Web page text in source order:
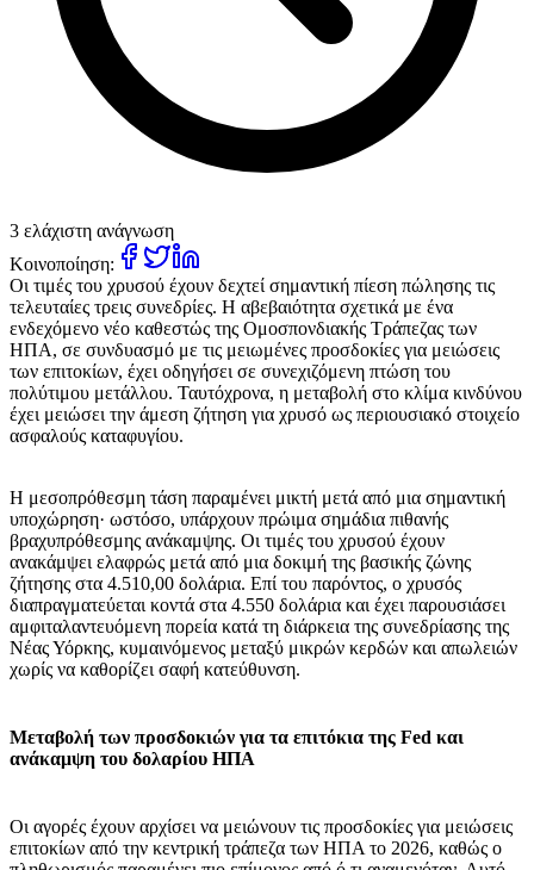
3 ελάχιστη ανάγνωση
Κοινοποίηση:
Οι τιμές του χρυσού έχουν δεχτεί σημαντική πίεση πώλησης τις
τελευταίες τρεις συνεδρίες. Η αβεβαιότητα σχετικά με ένα
ενδεχόμενο νέο καθεστώς της Ομοσπονδιακής Τράπεζας των
ΗΠΑ, σε συνδυασμό με τις μειωμένες προσδοκίες για μειώσεις
των επιτοκίων, έχει οδηγήσει σε συνεχιζόμενη πτώση του
πολύτιμου μετάλλου. Ταυτόχρονα, η μεταβολή στο κλίμα κινδύνου
έχει μειώσει την άμεση ζήτηση για χρυσό ως περιουσιακό στοιχείο
ασφαλούς καταφυγίου.
Η μεσοπρόθεσμη τάση παραμένει μικτή μετά από μια σημαντική
υποχώρηση· ωστόσο, υπάρχουν πρώιμα σημάδια πιθανής
βραχυπρόθεσμης ανάκαμψης. Οι τιμές του χρυσού έχουν
ανακάμψει ελαφρώς μετά από μια δοκιμή της βασικής ζώνης
ζήτησης στα 4.510,00 δολάρια. Επί του παρόντος, ο χρυσός
διαπραγματεύεται κοντά στα 4.550 δολάρια και έχει παρουσιάσει
αμφιταλαντευόμενη πορεία κατά τη διάρκεια της συνεδρίασης της
Νέας Υόρκης, κυμαινόμενος μεταξύ μικρών κερδών και απωλειών
χωρίς να καθορίζει σαφή κατεύθυνση.
Μεταβολή των προσδοκιών για τα επιτόκια της Fed και
ανάκαμψη του δολαρίου ΗΠΑ
​Οι αγορές έχουν αρχίσει να μειώνουν τις προσδοκίες για μειώσεις
επιτοκίων από την κεντρική τράπεζα των ΗΠΑ το 2026, καθώς ο